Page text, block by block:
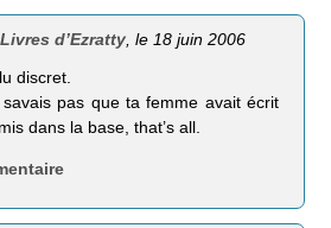
Livres d’Ezratty , le 18 juin 2006
discret.
pas que ta femme avait écrit
dans la base, that’s all.